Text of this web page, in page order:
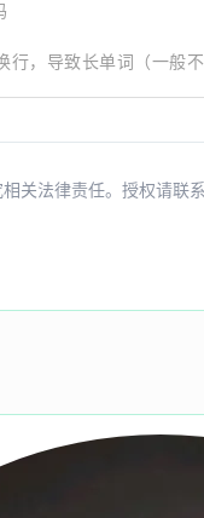
，导致长单词（一般
日程发送到后端接口的
a54552239/dev
关法律责任。授权请联